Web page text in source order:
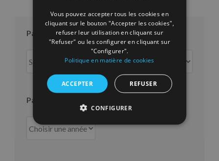
Par mois
mois
Par an
Vous pouvez accepter tous les cookies en
cliquant sur le bouton "Accepter les cookies",
refuser leur utilisation en cliquant sur
"Refuser" ou les configurer en cliquant sur
"Configurer".
Politique en matière de cookies
ACCEPTER REFUSER
CONFIGURER